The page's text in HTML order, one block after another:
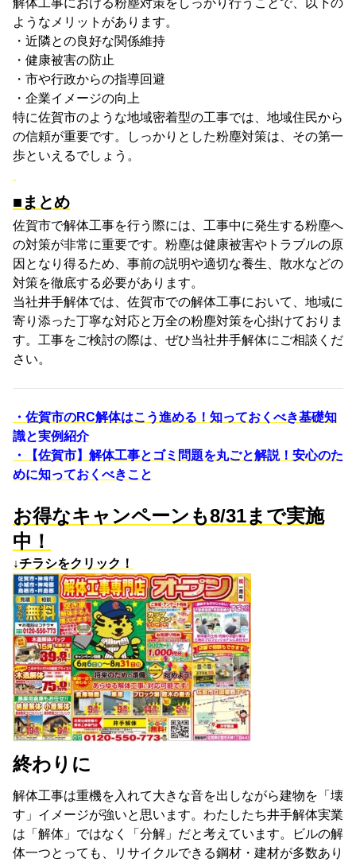
ようなメリットがあります。
・近隣との良好な関係維持
・健康被害の防止
・市や行政からの指導回避
・企業イメージの向上
特に佐賀市のような地域密着型の工事では、地域住民から
の信頼が重要です。しっかりとした粉塵対策は、その第一
歩といえるでしょう。
■まとめ
佐賀市で解体工事を行う際には、工事中に発生する粉塵へ
の対策が非常に重要です。粉塵は健康被害やトラブルの原
因となり得るため、事前の説明や適切な養生、散水などの
対策を徹底する必要があります。
当社井手解体では、佐賀市での解体工事において、地域に
寄り添った丁寧な対応と万全の粉塵対策を心掛けておりま
す。工事をご検討の際は、ぜひ当社井手解体にご相談くだ
さい。
・佐賀市のRC解体はこう進める！知っておくべき基礎知
識と実例紹介
・【佐賀市】解体工事とゴミ問題を丸ごと解説！安心のた
めに知っておくべきこと
お得なキャンペーンも8/31まで実施
中！
↓チラシをクリック！
終わりに
解体工事は重機を入れて大きな音を出しながら建物を「壊
す」イメージが強いと思います。わたしたち井手解体実業
は「解体」ではなく「分解」だと考えています。ビルの解
体一つとっても、リサイクルできる鋼材・建材が多数あり